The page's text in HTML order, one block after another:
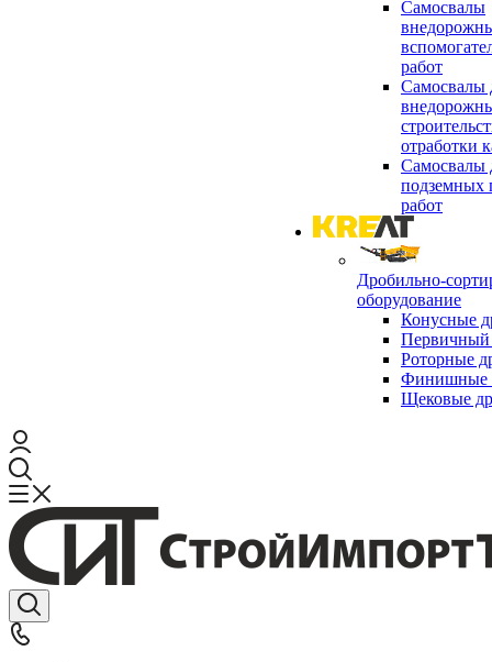
Самосвалы
работ
Самосвалы
отработки
Самосвалы
подземных
работ
Дробильно-
оборудование
Конусные
Первичный
Роторные
Финишные
Щековые